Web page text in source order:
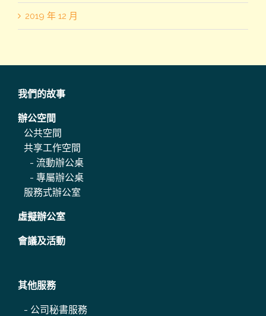
2019 年 12 月
我們的故事
辦公空間
公共空間
共享工作空間
- 流動辦公桌
- 專屬辦公桌
服務式辦公室
虛擬辦公室
會議及活動
其他服務
- 公司秘書服務